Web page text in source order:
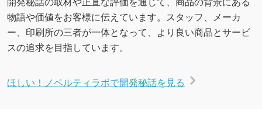
物語や価値をお客様に伝えています。スタッフ、メーカ
ー、印刷所の三者が一体となって、より良い商品とサービ
スの追求を目指しています。
ほしい！ノベルティラボで開発秘話を見る